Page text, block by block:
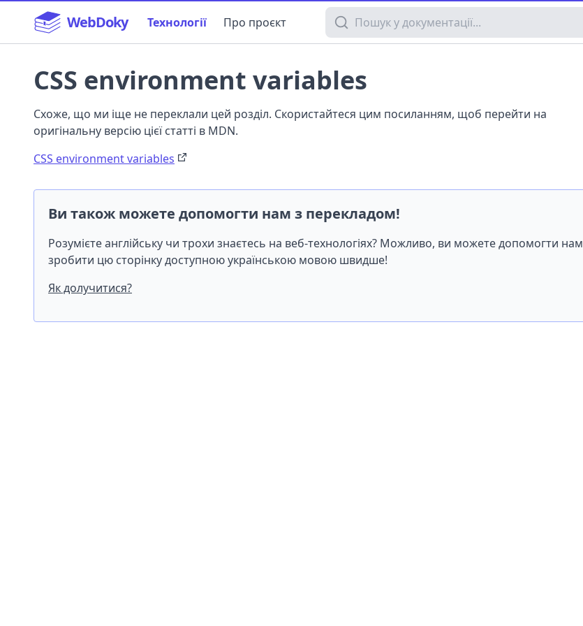
WebDoky Технології Про проєкт Пошук у документації
CSS environment variables
Схоже, що ми іще не переклали цей розділ. Скористайтеся цим посиланням, щоб перейти на
оригінальну версію цієї статті в MDN.
CSS environment variables
Ви також можете допомогти нам з перекладом!
Розумієте англійську чи трохи знаєтесь на веб-технологіях? Можливо, ви можете допомогти нам
зробити цю сторінку доступною українською мовою швидше!
Як долучитися?